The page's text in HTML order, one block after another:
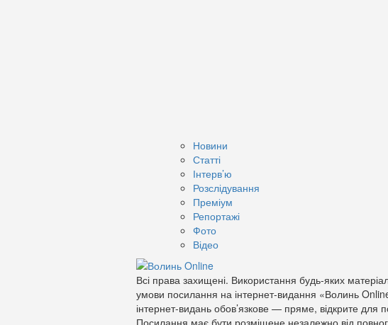
Новини
Статті
Інтерв’ю
Розслідування
Преміум
Репортажі
Фото
Відео
Всі права захищені. Використання будь-яких
умови посилання на інтернет-видання «Волинь
інтернет-видань обов’язкове — пряме, відкрите для